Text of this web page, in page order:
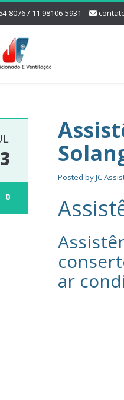
8076 / 11 98106-5931
0
Posted byJC
ar